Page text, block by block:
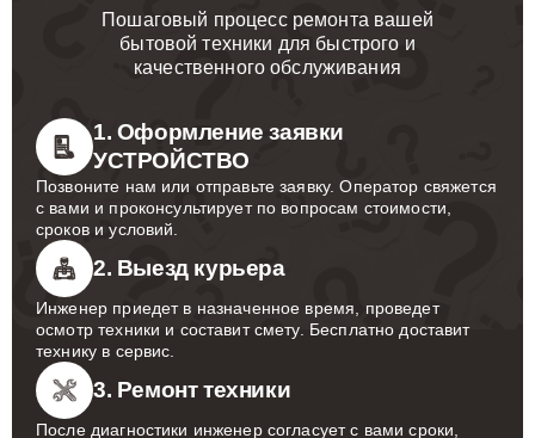
Пошаговый процесс ремонта вашей
бытовой техники для быстрого и
качественного обслуживания
1. Оформление заявки
УСТРОЙСТВО
Позвоните нам или отправьте заявку. Оператор свяжется
с вами и проконсультирует по вопросам стоимости,
сроков и условий.
2. Выезд курьера
Инженер приедет в назначенное время, проведет
осмотр техники и составит смету. Бесплатно доставит
технику в сервис.
3. Ремонт техники
После диагностики инженер согласует с вами сроки,